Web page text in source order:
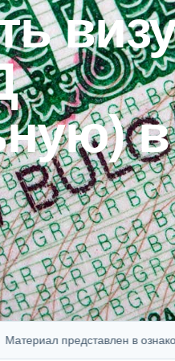
в
представлен в